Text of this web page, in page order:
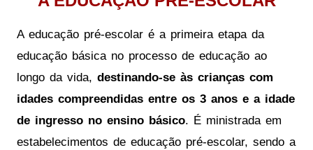
A educação pré-escolar é a primeira etapa da
educação básica no processo de educação ao
longo da vida, destinando-se às crianças com
idades compreendidas entre os 3 anos e a idade
de ingresso no ensino básico. É ministrada em
estabelecimentos de educação pré-escolar, sendo a